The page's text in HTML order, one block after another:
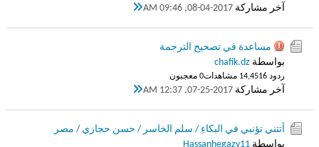
آخر مشاركة 08-04-2017, 09:46 AM
مساعدة في تصحيح الترجمة
بواسطة chafik.dz
ردود 6 14,451 مشاهدات 0 معجبون
آخر مشاركة 07-25-2017, 12:37 AM
أتتني تؤنبي في البكاءِ / سلم الخاسر / حسن حجازي / مصر
بواسطة Hassanhegazy11